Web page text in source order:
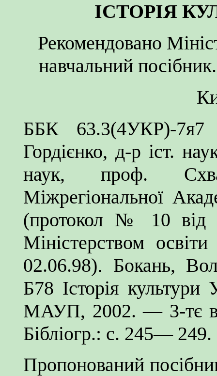
ІСТОРІЯ
Рекомендовано
навчальний
ББК 63.3(4УКР)-7я7
Гордієнко, д-р іст.
наук, проф.
Міжрегіональної
(протокол № 10 від
Міністерством
02.06.98). Бокань,
Б78 Історія
МАУП, 2002. — 3-тє
Бібліогр.: с. 245— 249.
Пропонований